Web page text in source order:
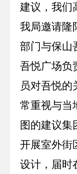
建议，我们
我局邀请隆
部门与保山
吾悦广场负
员对吾悦
常重视与当
图的建议集
开展室外街
设计，届时